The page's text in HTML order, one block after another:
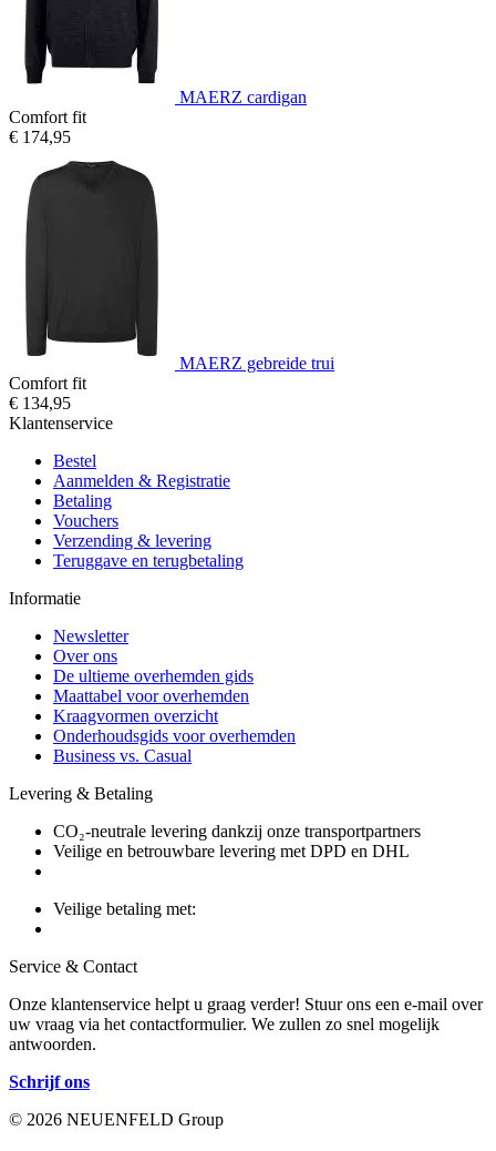
MAERZ cardigan
Comfort fit
€ 174,95
MAERZ gebreide trui
Comfort fit
€ 134,95
Klantenservice
Bestel
Aanmelden & Registratie
Betaling
Vouchers
Verzending & levering
Teruggave en terugbetaling
Informatie
Newsletter
Over ons
De ultieme overhemden gids
Maattabel voor overhemden
Kraagvormen overzicht
Onderhoudsgids voor overhemden
Business vs. Casual
Levering & Betaling
CO₂-neutrale levering dankzij onze transportpartners
Veilige en betrouwbare levering met DPD en DHL
Veilige betaling met:
Service & Contact
Onze klantenservice helpt u graag verder! Stuur ons een e-mail over
uw vraag via het contactformulier. We zullen zo snel mogelijk
antwoorden.
Schrijf ons
© 2026 NEUENFELD Group